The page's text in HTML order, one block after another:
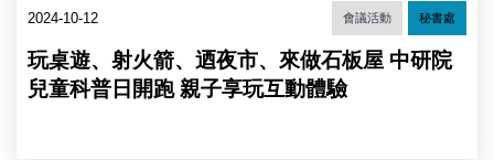
2024-10-12 會議活動 秘書處
玩桌遊、射火箭、迺夜市、來做石板屋 中研院
兒童科普日開跑 親子享玩互動體驗